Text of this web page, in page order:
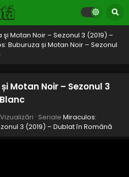
Motan Noir – Sezonul 3 (2019) –
Buburuza și Motan Noir – Sezonul
Motan Noir – Sezonul 3
· Seriale Miraculos:
3 (2019) – Dublat în Română